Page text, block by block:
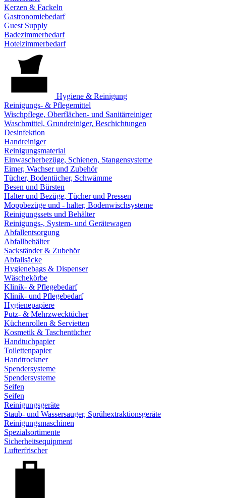
Kerzen & Fackeln
Gastronomiebedarf
Guest Supply
Badezimmerbedarf
Hotelzimmerbedarf
Hygiene & Reinigung
Reinigungs- & Pflegemittel
Wischpflege, Oberflächen- und Sanitärreiniger
Waschmittel, Grundreiniger, Beschichtungen
Desinfektion
Handreiniger
Reinigungsmaterial
Einwascherbezüge, Schienen, Stangensysteme
Eimer, Wachser und Zubehör
Tücher, Bodentücher, Schwämme
Besen und Bürsten
Halter und Bezüge, Tücher und Pressen
Moppbezüge und - halter, Bodenwischsysteme
Reinigungssets und Behälter
Reinigungs-, System- und Gerätewagen
Abfallentsorgung
Abfallbehälter
Sackständer & Zubehör
Abfallsäcke
Hygienebags & Dispenser
Wäschekörbe
Klinik- & Pflegebedarf
Klinik- und Pflegebedarf
Hygienepapiere
Putz- & Mehrzwecktücher
Küchenrollen & Servietten
Kosmetik & Taschentücher
Handtuchpapier
Toilettenpapier
Handtrockner
Spendersysteme
Spendersysteme
Seifen
Seifen
Reinigungsgeräte
Staub- und Wassersauger, Sprühextraktionsgeräte
Reinigungsmaschinen
Spezialsortimente
Sicherheitsequipment
Lufterfrischer